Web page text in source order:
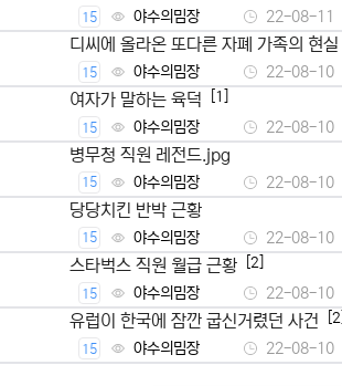
15 야수의밈장 22-08-11
디씨에 올라온 또다른 자폐 가족의 현실
15 야수의밈장 22-08-10
여자가 말하는 육덕 [1]
15 야수의밈장 22-08-10
병무청 직원 레전드.jpg
15 야수의밈장 22-08-10
당당치킨 반박 근황
15 야수의밈장 22-08-10
스타벅스 직원 월급 근황 [2]
15 야수의밈장 22-08-10
유럽이 한국에 잠깐 굽신거렸던 사건 [2]
15 야수의밈장 22-08-10